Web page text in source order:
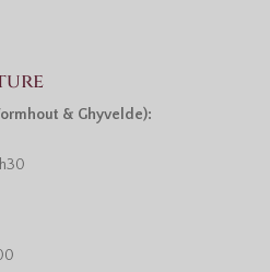
& Ghyvelde):